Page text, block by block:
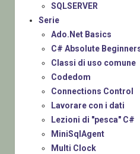
SQLSERVER
Serie
Ado.Net Basics
C# Absolute
Classi di uso comune
Codedom
Connections Control
Lavorare con i dati
Lezioni di "pesca" C#
MiniSqlAgent
Multi Clock